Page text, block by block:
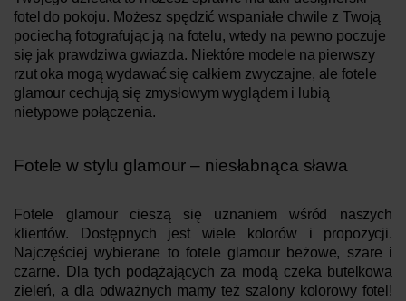
fotel do pokoju. Możesz spędzić wspaniałe chwile z Twoją
pociechą fotografując ją na fotelu, wtedy na pewno poczuje
się jak prawdziwa gwiazda. Niektóre modele na pierwszy
rzut oka mogą wydawać się całkiem zwyczajne, ale fotele
glamour cechują się zmysłowym wyglądem i lubią
nietypowe połączenia.
Fotele w stylu glamour – niesłabnąca sława
Fotele glamour cieszą się uznaniem wśród naszych
klientów. Dostępnych jest wiele kolorów i propozycji.
Najczęściej wybierane to fotele glamour beżowe, szare i
czarne. Dla tych podążających za modą czeka butelkowa
zieleń, a dla odważnych mamy też szalony kolorowy fotel!